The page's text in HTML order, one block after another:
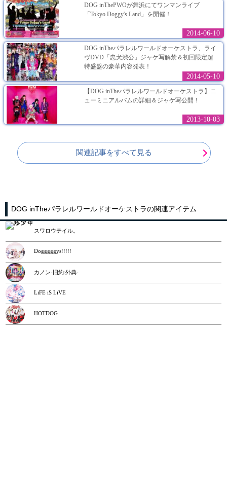
DOG inThePWOが舞浜にてワンマンライブ
「Tokyo Doggy's Land」を開催！
2014-06-10
DOG inTheパラレルワールドオーケストラ、ライ
ヴDVD「忠犬渋公」ジャケ写解禁＆初回限定超
特盛盤の豪華内容発表！
2014-05-10
【DOG inTheパラレルワールドオーケストラ】ニ
ューミニアルバムの詳細＆ジャケ写公開！
2013-10-03
関連記事をすべて見る
DOG inTheパラレルワールドオーケストラの関連アイテム
スワロウテイル。
Dogggggys!!!!!
カノン-旧約:外典-
LiFE iS LiVE
HOTDOG